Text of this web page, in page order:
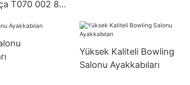
T070 002 816
Yüksek Kaliteli Bowling
Salonu Ayakkabıları